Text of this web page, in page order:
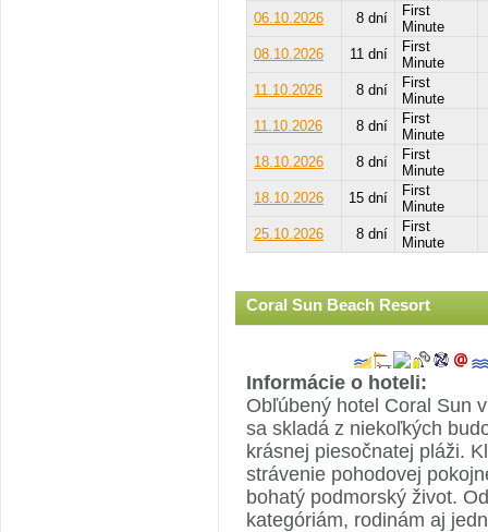
06.10.2026
8 dní
First
Minute
08.10.2026
11 dní
First
Minute
11.10.2026
8 dní
First
Minute
11.10.2026
8 dní
First
Minute
18.10.2026
8 dní
First
Minute
18.10.2026
15 dní
First
Minute
25.10.2026
8 dní
First
Minute
Coral Sun Beach Resort
Informácie o hoteli:
Obľúbený hotel Coral Sun
sa skladá z niekoľkých
krásnej piesočnatej pláži.
strávenie pohodovej
bohatý podmorský život.
kategóriám, rodinám aj